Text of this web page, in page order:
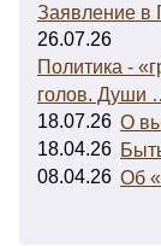
Заявление в
26.07.26
Политика -
голов. Души
18.07.26 О
18.04.26
08.04.26 Об